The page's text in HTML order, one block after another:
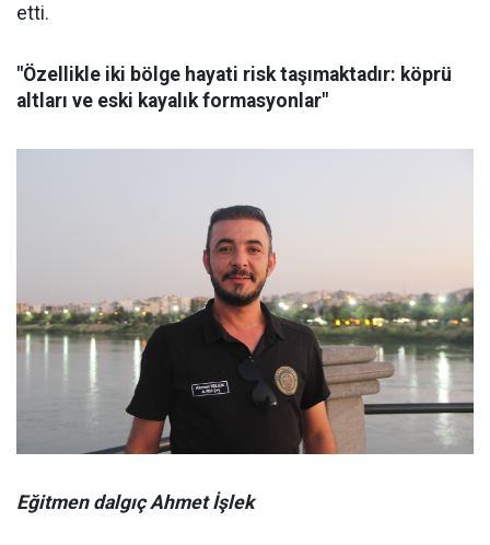
etti.
"Özellikle iki bölge hayati risk taşımaktadır: köprü
altları ve eski kayalık formasyonlar"
Eğitmen dalgıç Ahmet İşlek